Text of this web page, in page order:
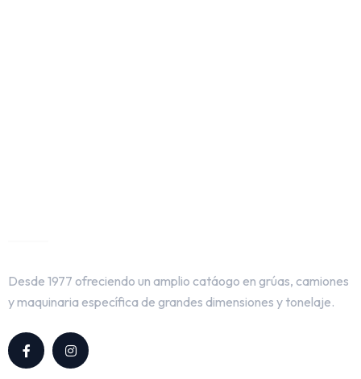
Desde 1977 ofreciendo un amplio catáogo en grúas, camiones
y maquinaria específica de grandes dimensiones y tonelaje.